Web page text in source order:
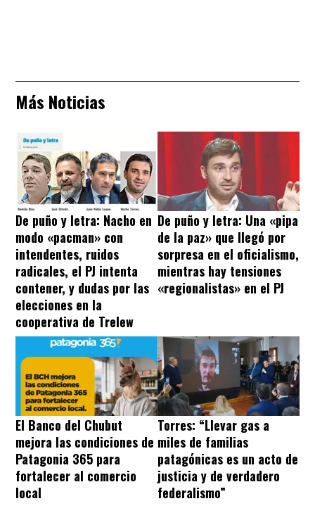
Más Noticias
De puño y letra: Nacho en
modo «pacman» con
intendentes, ruidos
radicales, el PJ intenta
contener, y dudas por las
elecciones en la
cooperativa de Trelew
De puño y letra: Una «pipa
de la paz» que llegó por
sorpresa en el oficialismo,
mientras hay tensiones
«regionalistas» en el PJ
El Banco del Chubut
mejora las condiciones de
Patagonia 365 para
fortalecer al comercio
local
Torres: “Llevar gas a
miles de familias
patagónicas es un acto de
justicia y de verdadero
federalismo”